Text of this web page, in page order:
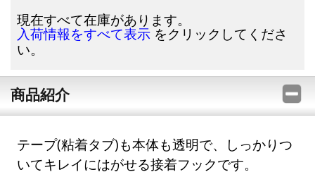
現在すべて在庫があります。
入荷情報をすべて表示 をクリックしてくださ
い。
商品紹介
テープ(粘着タブ)も本体も透明で、しっかりつ
いてキレイにはがせる接着フックです。